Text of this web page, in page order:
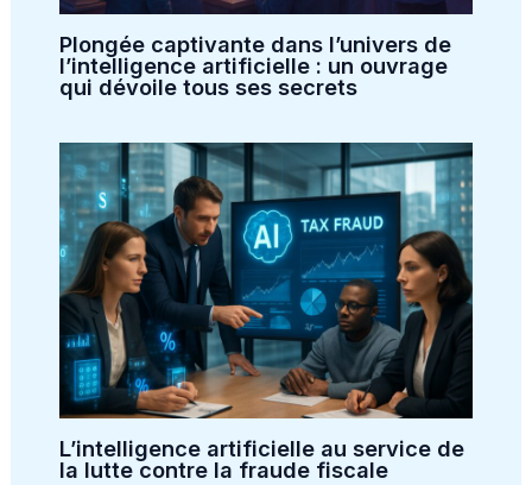
Plongée captivante dans l’univers de
l’intelligence artificielle : un ouvrage
qui dévoile tous ses secrets
L’intelligence artificielle au service de
la lutte contre la fraude fiscale